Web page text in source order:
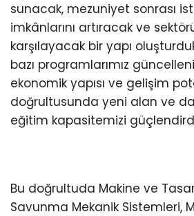
sunacak, mezuniyet sonrası
imkânlarını artıracak ve
karşılayacak bir yapı
bazı programlarımız
ekonomik yapısı ve gelişim
doğrultusunda yeni alan ve
eğitim kapasitemizi
Bu doğrultuda Makine ve
Savunma Mekanik Sistemleri,